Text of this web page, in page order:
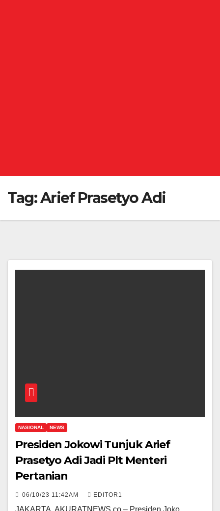
Tag:Arief Prasetyo Adi
NASIONAL NEWS
Presiden Jokowi Tunjuk Arief
Prasetyo Adi Jadi Plt Menteri
Pertanian
06/10/23 11:42AM EDITOR1
JAKARTA, AKURATNEWS.co – Presiden Joko